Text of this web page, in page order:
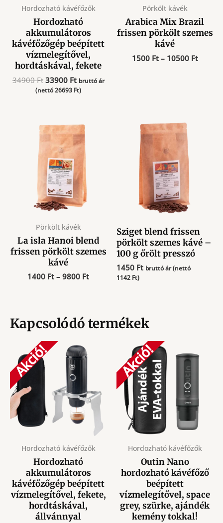
Hordozható kávéfőzők
Hordozható
akkumulátoros
kávéfőzőgép beépített
vízmelegítővel,
hordtáskával, fekete
34900Ft Original
price
33900 FtCurrent
price
bruttó ár
(nettó26693 Ft)
Pörkölt kávék
Arabica Mix Brazil
frissen pörkölt szemes
kávé
1500 Ft – 10500 Ft
Pörkölt kávék
La isla Hanoi blend
frissen pörkölt szemes
kávé
1400 Ft – 9800 FtÁrtartomány:
Sziget blend frissen
pörkölt szemes kávé –
100 g őrölt presszó
1450 Ft bruttó ár (nettó
1142 Ft)
Kapcsolódó termékek
Hordozható kávéfőzők
Hordozható
akkumulátoros
kávéfőzőgép beépített
vízmelegítővel, fekete,
hordtáskával,
állvánnyal
Akció!
Hordozható kávéfőzők
Outin Nano
hordozható kávéfőző
beépített
vízmelegítővel, space
grey, szürke, ajándék
kemény tokkal!
Akció!